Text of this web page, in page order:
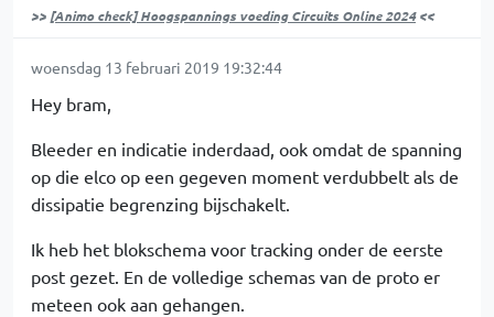
>> [Animo check] Hoogspannings voeding Circuits Online 2024<<
woensdag 13 februari 2019 19:32:44
Hey bram,
Bleeder en indicatie inderdaad, ook omdat de spanning
op die elco op een gegeven moment verdubbelt als de
dissipatie begrenzing bijschakelt.
Ik heb het blokschema voor tracking onder de eerste
post gezet. En de volledige schemas van de proto er
meteen ook aan gehangen.